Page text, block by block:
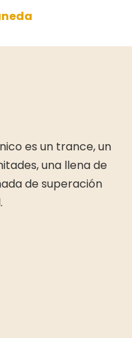
es un trance, un
una llena de
de superación